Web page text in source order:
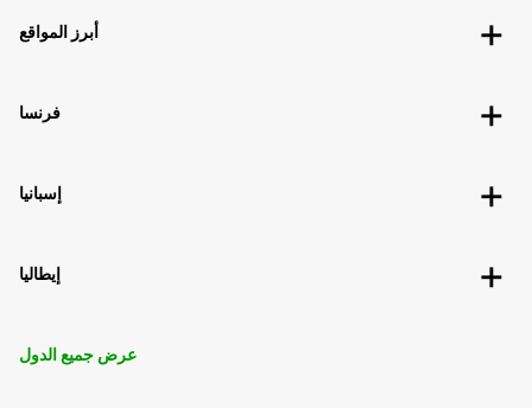
أبرز المواقع
فرنسا
إسبانيا
إيطاليا
عرض جميع الدول